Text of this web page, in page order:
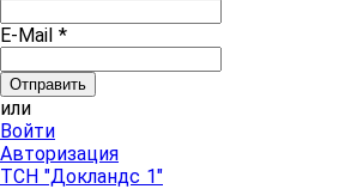
E-Mail *
или
Войти
Авторизация
ТСН "Докландс 1"